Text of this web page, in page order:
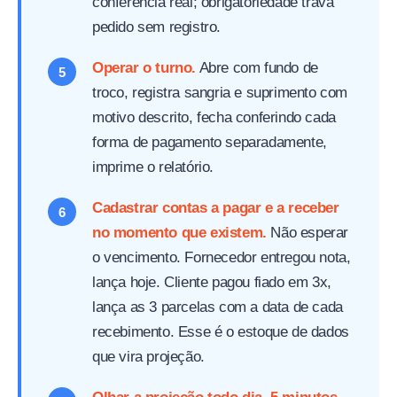
pedido sem registro.
Operar o turno. Abre com fundo de
troco, registra sangria e suprimento com
motivo descrito, fecha conferindo cada
forma de pagamento separadamente,
imprime o relatório.
Cadastrar contas a pagar e a receber
no momento que existem. Não esperar
o vencimento. Fornecedor entregou nota,
lança hoje. Cliente pagou fiado em 3x,
lança as 3 parcelas com a data de cada
recebimento. Esse é o estoque de dados
que vira projeção.